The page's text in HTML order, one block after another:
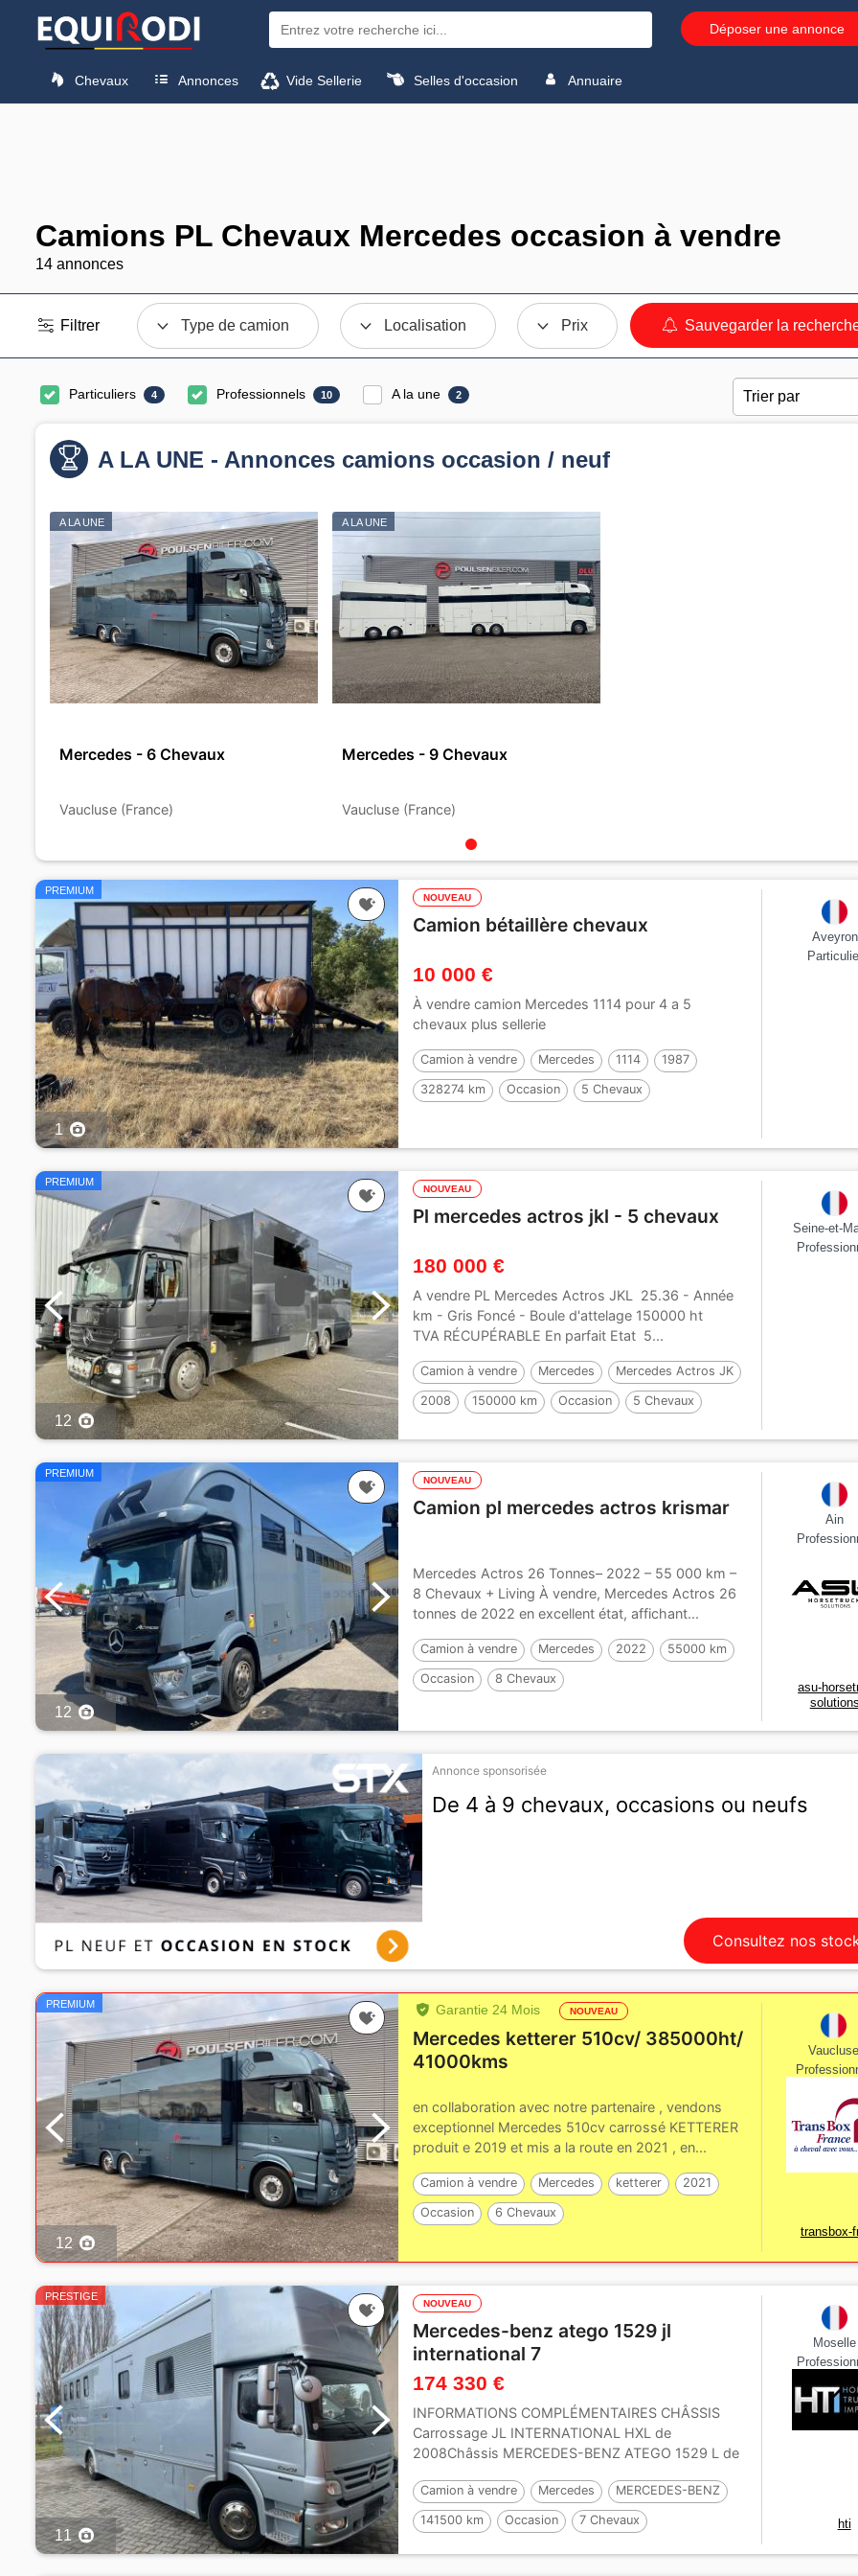
Déposer une annonce
Chevaux Annonces Vide Sellerie Selles d'occasion Annuaire
Camions PL Chevaux Mercedes occasion à vendre
14 annonces
Filtrer Type de camion Localisation Prix Sauvegarder la
Particuliers 4 Professionnels 10 A la une 2
A LA UNE - Annonces camions occasion / neuf
A LA UNE
Mercedes - 6 Chevaux
Vaucluse (France)
A LA UNE
Mercedes - 9 Chevaux
Vaucluse (France)
PREMIUM
1
NOUVEAU
Camion bétaillère chevaux
10 000 €
À vendre camion Mercedes 1114 pour 4 a 5
chevaux plus sellerie
Camion à vendre Mercedes 1114 1987
328274 km Occasion 5 Chevaux
Aveyron
PREMIUM
12
NOUVEAU
Pl mercedes actros jkl - 5 chevaux
180 000 €
A vendre PL Mercedes Actros JKL 25.36 - Année
km - Gris Foncé - Boule d'attelage 150000 ht
TVA RÉCUPÉRABLE En parfait Etat 5...
Camion à vendre Mercedes Mercedes Actros JK
2008 150000 km Occasion 5 Chevaux
Seine-et-
PREMIUM
12
NOUVEAU
Camion pl mercedes actros krismar
Mercedes Actros 26 Tonnes– 2022 – 55 000 km –
8 Chevaux + Living À vendre, Mercedes Actros 26
tonnes de 2022 en excellent état, affichant...
Camion à vendre Mercedes 2022 55000 km
Occasion 8 Chevaux
Ain
asu-
solutions
Annonce sponsorisée
De 4 à 9 chevaux, occasions ou neufs
Consultez nos
PREMIUM
12
Garantie 24 Mois NOUVEAU
Mercedes ketterer 510cv/ 385000ht/
41000kms
en collaboration avec notre partenaire , vendons
exceptionnel Mercedes 510cv carrossé KETTERER
produit e 2019 et mis a la route en 2021 , en...
Camion à vendre Mercedes ketterer 2021
Occasion 6 Chevaux
Vaucluse
transbox-
PRESTIGE
11
NOUVEAU
Mercedes-benz atego 1529 jl
international 7
174 330 €
INFORMATIONS COMPLÉMENTAIRES CHÂSSIS
Carrossage JL INTERNATIONAL HXL de
2008Châssis MERCEDES-BENZ ATEGO 1529 L de
Camion à vendre Mercedes MERCEDES-BENZ
141500 km Occasion 7 Chevaux
Moselle
hti